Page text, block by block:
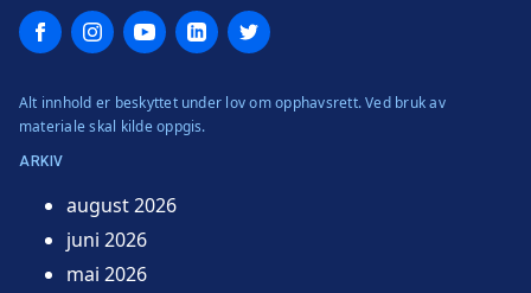
FacebookInstagramYouTubeLinkedInTwitter
Alt innhold er beskyttet under lov om opphavsrett. Ved bruk av
materiale skal kilde oppgis.
ARKIV
august 2026
juni 2026
mai 2026